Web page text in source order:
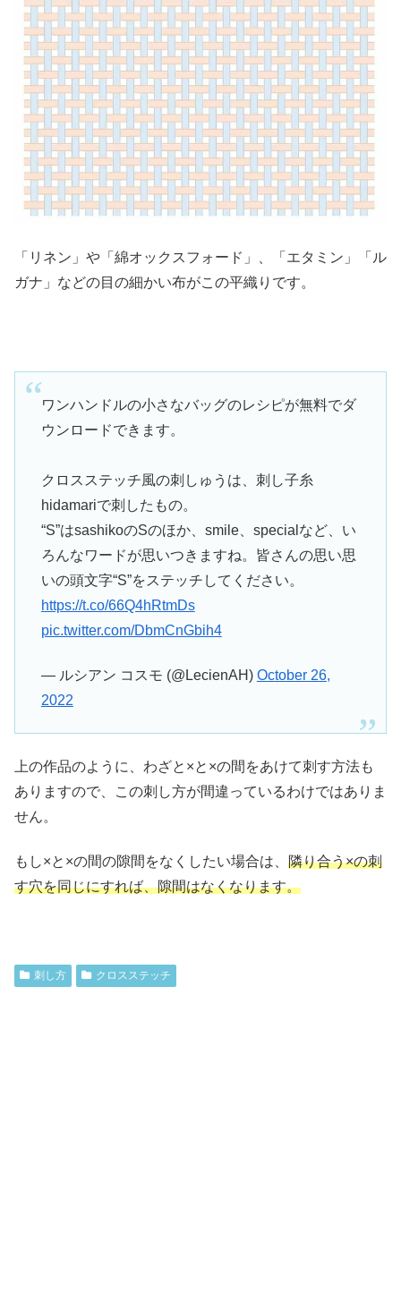
「リネン」や「綿オックスフォード」、「エタミン」「ル
ガナ」などの目の細かい布がこの平織りです。
ワンハンドルの小さなバッグのレシピが無料でダ
ウンロードできます。
クロスステッチ風の刺しゅうは、刺し子糸
hidamariで刺したもの。
“S”はsashikoのSのほか、smile、specialなど、い
ろんなワードが思いつきますね。皆さんの思い思
いの頭文字“S”をステッチしてください。
https://t.co/66Q4hRtmDs
pic.twitter.com/DbmCnGbih4
— ルシアン コスモ (@LecienAH) October 26,
2022
上の作品のように、わざと×と×の間をあけて刺す方法も
ありますので、この刺し方が間違っているわけではありま
せん。
もし×と×の間の隙間をなくしたい場合は、 隣り合う×の刺
す穴を同じにすれば、隙間はなくなります。
刺し方 クロスステッチ